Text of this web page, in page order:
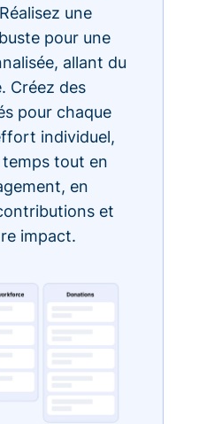
une
pour une
allant du
Créez des
pour chaque
individuel,
tout en
en
et
impact.